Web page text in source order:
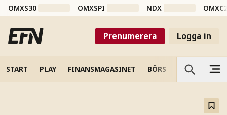
OMXS30 OMXSPI NDX
Prenumerera Logga in
START PLAY FINANSMAGASINET BÖRS VETENSKAP